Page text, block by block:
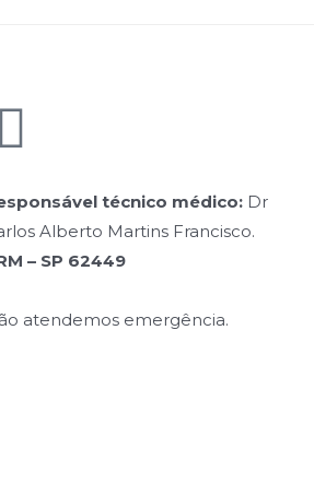
técnico médico: Dr
Alberto Martins Francisco.
– SP 62449
atendemos emergência.